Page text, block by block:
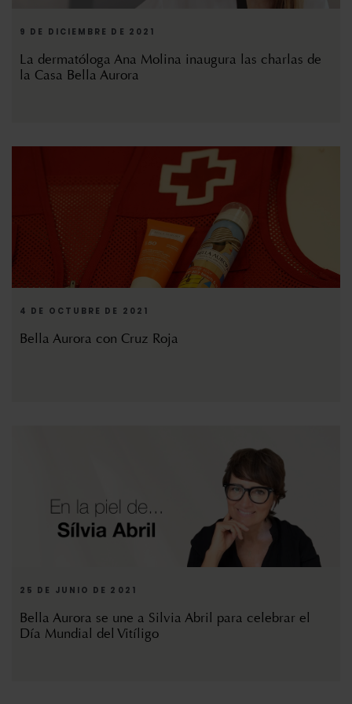
9 DE DICIEMBRE DE 2021
La dermatóloga Ana Molina inaugura las charlas de
la Casa Bella Aurora
4 DE OCTUBRE DE 2021
Bella Aurora con Cruz Roja
25 DE JUNIO DE 2021
Bella Aurora se une a Silvia Abril para celebrar el
Día Mundial del Vitíligo